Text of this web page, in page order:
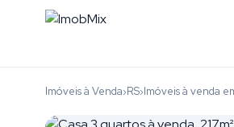
Imóveis à Venda›RS›Imóveis à venda